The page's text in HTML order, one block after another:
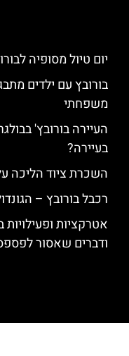
יום טיול מסופיה
בורובץ עם ילדים
משפחתי
העיירה בורובץ'
בעיירה?
השכרת ציוד הליכה
רכבל בורובץ –
אטרקציות
ודברים שאסור